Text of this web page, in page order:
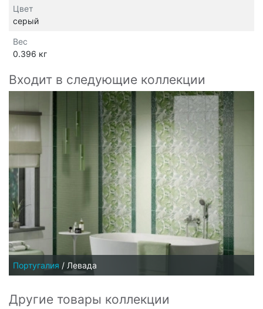
Цвет
серый
Вес
0.396 кг
Входит в следующие коллекции
Португалия / Левада
Другие товары коллекции